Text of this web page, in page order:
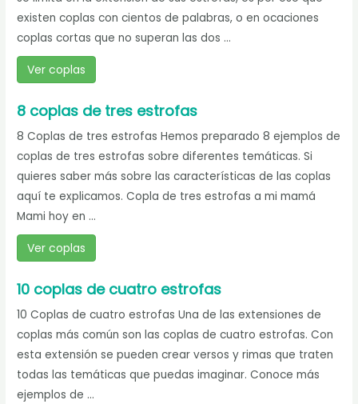
existen coplas con cientos de palabras, o en ocaciones
coplas cortas que no superan las dos ...
Ver coplas
8 coplas de tres estrofas
8 Coplas de tres estrofas Hemos preparado 8 ejemplos de
coplas de tres estrofas sobre diferentes temáticas. Si
quieres saber más sobre las características de las coplas
aquí te explicamos. Copla de tres estrofas a mi mamá
Mami hoy en ...
Ver coplas
10 coplas de cuatro estrofas
10 Coplas de cuatro estrofas Una de las extensiones de
coplas más común son las coplas de cuatro estrofas. Con
esta extensión se pueden crear versos y rimas que traten
todas las temáticas que puedas imaginar. Conoce más
ejemplos de ...